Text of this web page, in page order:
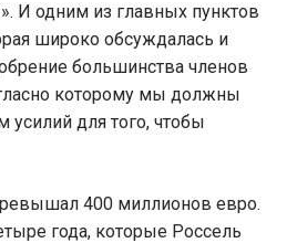
И одним из главных пунктов
широко обсуждалась и
большинства членов
которому мы должны
для того, чтобы
400 миллионов евро.
года, которые Россель